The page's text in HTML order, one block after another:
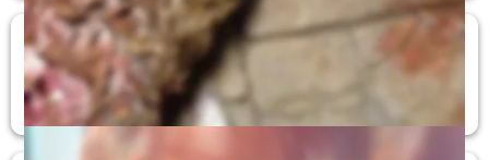
Eitrige Entzündung
Eitrige Kniegelenksentzündung, Wildbret für den Verzehr
untauglich